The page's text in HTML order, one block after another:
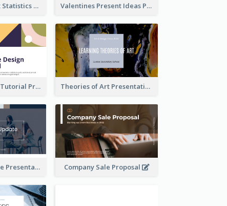
Trading Market Statistics Presentation Valentines Present Ideas Presentation
Website Design Tutorial Presentation Theories of Art Presentation
Financial Update Presentation Company Sale Proposal